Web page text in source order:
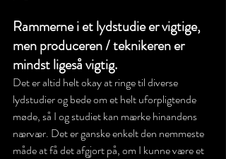
Rammerne i et lydstudie er vigtige,
men produceren / teknikeren er
mindst ligeså vigtig.
Det er altid helt okay at ringe til diverse
lydstudier og bede om et helt uforpligtende
møde, så I og studiet kan mærke hinandens
nærvær. Det er ganske enkelt den nemmeste
måde at få det afgjort på, om I kunne være et